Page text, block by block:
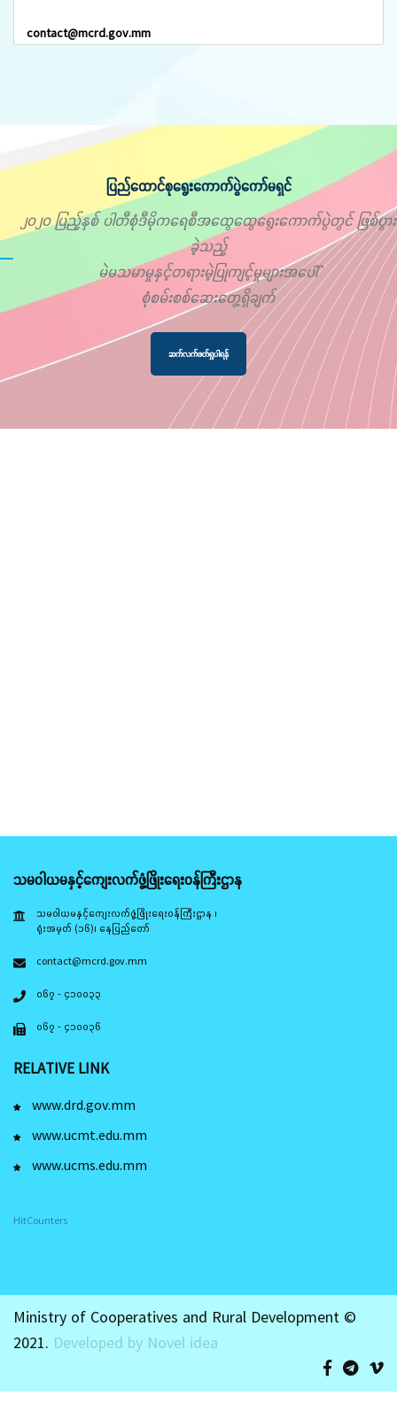
contact@mcrd.gov.mm
ပြည်ထောင်စုရွေးကောက်ပွဲကော်မရှင်
၂၀၂၀ ပြည့်နှစ် ပါတီစုံဒီမိုကရေစီအထွေထွေရွေးကောက်ပွဲတွင် ဖြစ်ပွား
ခဲ့သည့်
မဲမသမာမှုနှင့်တရားမဲ့ပြုကျင့်မှုများအပေါ်
စုံစမ်းစစ်ဆေးတွေ့ရှိချက်
ဆက်လက်ဖတ်ရှုပါရန်
သမဝါယမနှင့်ကျေးလက်ဖွံ့ဖြိုးရေးဝန်ကြီးဌာန
သမဝါယမနှင့်ကျေးလက်ဖွံ့ဖြိုးရေးဝန်ကြီးဌာန ၊
ရုံးအမှတ် (၁၆)၊ နေပြည်တော်
contact@mcrd.gov.mm
၀၆၇ - ၄၁၀၀၃၃
၀၆၇ - ၄၁၀၀၃၆
RELATIVE LINK
www.drd.gov.mm
www.ucmt.edu.mm
www.ucms.edu.mm
HitCounters
Ministry of Cooperatives and Rural Development ©
2021. Developed by Novel idea